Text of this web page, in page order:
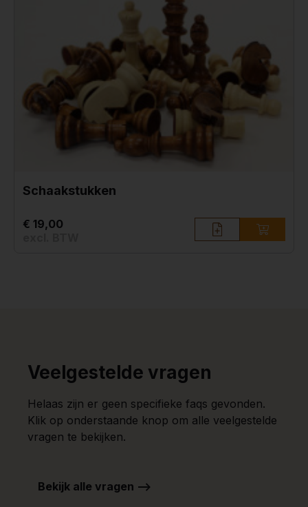
Schaakstukken
€ 19,00
Veelgestelde vragen
Helaas zijn er geen specifieke faqs gevonden.
Klik op onderstaande knop om alle veelgestelde
vragen te bekijken.
Bekijk alle vragen -->